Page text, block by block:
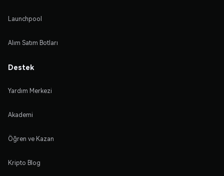
Launchpool
Alım Satım Botları
Destek
Yardım Merkezi
Akademi
Öğren ve Kazan
Kripto Blog